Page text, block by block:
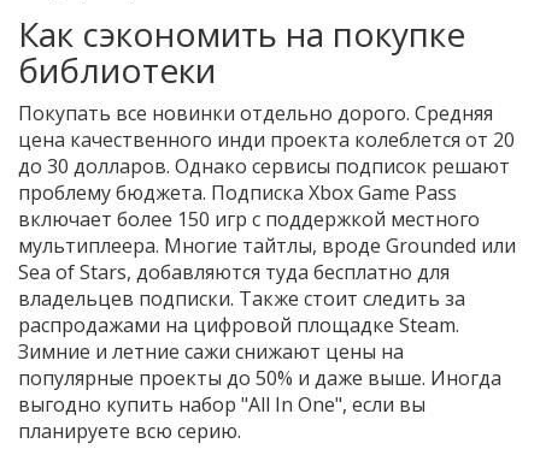
Как сэкономить на покупке
библиотеки
Покупать все новинки отдельно дорого. Средняя
цена качественного инди проекта колеблется от 20
до 30 долларов. Однако сервисы подписок решают
проблему бюджета. Подписка Xbox Game Pass
включает более 150 игр с поддержкой местного
мультиплеера. Многие тайтлы, вроде Grounded или
Sea of Stars, добавляются туда бесплатно для
владельцев подписки. Также стоит следить за
распродажами на цифровой площадке Steam.
Зимние и летние сажи снижают цены на
популярные проекты до 50% и даже выше. Иногда
выгодно купить набор "All In One", если вы
планируете всю серию.